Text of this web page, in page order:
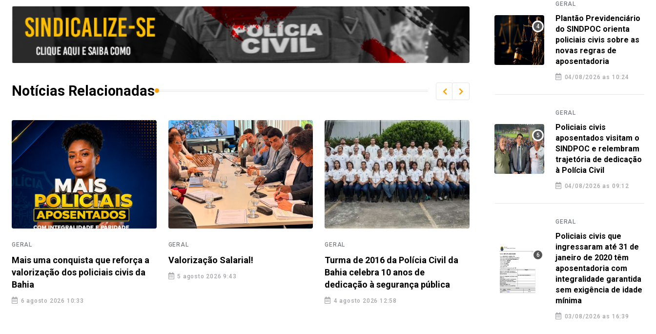
Notícias Relacionadas
GERAL
Mais uma conquista que reforça a
valorização dos policiais civis da
Bahia
6 agosto 2026 10:33
GERAL
Valorização Salarial!
5 agosto 2026 9:43
GERAL
Turma de 2016 da Polícia Civil da
Bahia celebra 10 anos de
dedicação à segurança pública
4 agosto 2026 12:58
Plantão Previdenciário do SINDPOC
orienta policiais civis sobre as
novas regras de aposentadoria
de
GERAL
Plantão Previdenciário
do SINDPOC orienta
policiais civis sobre as
novas regras de
aposentadoria
04/08/2026 as 10:24
GERAL
Policiais civis
aposentados visitam o
SINDPOC e relembram
trajetória de dedicação
à Polícia Civil
04/08/2026 as 09:12
GERAL
Policiais civis que
ingressaram até 31 de
janeiro de 2020 têm
aposentadoria com
integralidade garantida
sem exigência de idade
mínima
03/08/2026 as 16:39